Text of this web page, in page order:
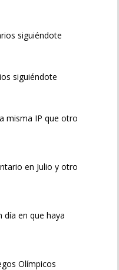
siguiéndote
siguiéndote
misma IP que otro
en Julio y otro
día en que haya
Olímpicos